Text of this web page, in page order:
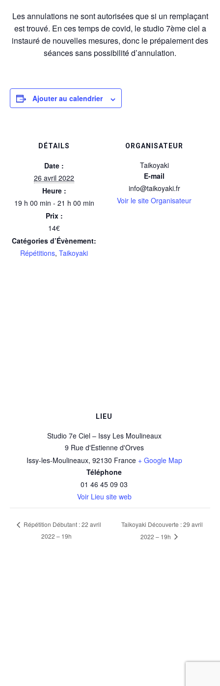
Les annulations ne sont autorisées que si un remplaçant
est trouvé. En ces temps de covid, le studio 7ème ciel a
instauré de nouvelles mesures, donc le prépaiement des
séances sans possibilité d’annulation.
Ajouter au calendrier
DÉTAILS
Date :
26 avril 2022
Heure :
19 h 00 min - 21 h 00 min
Prix :
14€
Catégories d’Évènement:
Répétitions, Taikoyaki
ORGANISATEUR
Taikoyaki
E-mail
info@taikoyaki.fr
Voir le site Organisateur
LIEU
Studio 7e Ciel – Issy Les Moulineaux
9 Rue d'Estienne d'Orves
Issy-les-Moulineaux, 92130 France + Google Map
Téléphone
01 46 45 09 03
Voir Lieu site web
Répétition Débutant : 22 avril
2022 – 19h
Taikoyaki Découverte : 29 avril
2022 – 19h